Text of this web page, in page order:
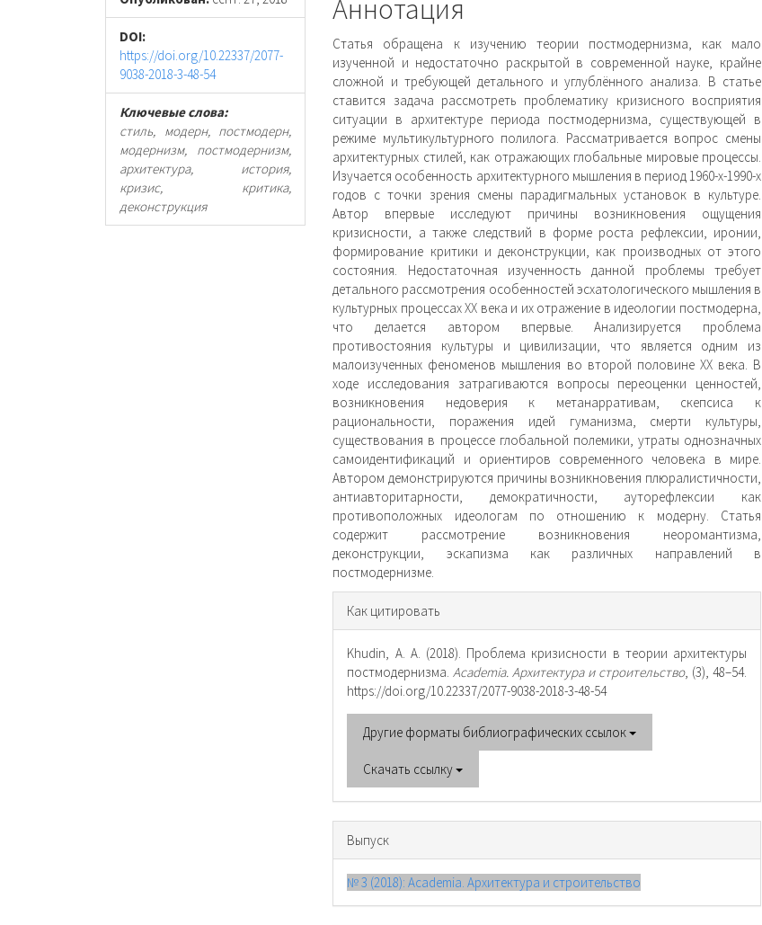
DOI:
https://doi.org/10.22337/2077-
9038-2018-3-48-54
Ключевые слова:
стиль, модерн, постмодерн,
модернизм, постмодернизм,
архитектура, история,
кризис, критика,
деконструкция
Аннотация
Статья обращена к изучению теории постмодернизма, как мало
изученной и недостаточно раскрытой в современной на­уке, крайне
сложной и требующей детального и углублённого анализа. В статье
ставится задача рассмотреть проблематику кризисного восприятия
ситуации в архитектуре периода постмодернизма, существующей в
режиме мультикультурно­го полилога. Рассматривается вопрос смены
архитектурных стилей, как отражающих глобальные мировые процессы.
Изучается особенность архитектурного мышления в период 1960-х-1990-х
годов с точки зрения смены парадигмальных установок в культуре.
Автор впервые исследуют причины возникновения ощущения
кризисности, а также следствий в форме роста рефлексии, иронии,
формирование критики и деконструкции, как производных от этого
состояния. Недо­статочная изученность данной проблемы требует
детального рассмотрения особенностей эсхатологического мышления в
культурных процессах ХХ века и их отражение в идеологии постмодерна,
что делается автором впервые. Анализируется проблема
противостояния культуры и цивилизации, что явля­ется одним из
малоизученных феноменов мышления во второй половине ХХ века. В
ходе исследования затрагиваются вопросы переоценки ценностей,
возникновения недоверия к метанарра­тивам, скепсиса к
рациональности, поражения идей гуманизма, смерти культуры,
существования в процессе глобальной поле­мики, утраты однозначных
самоидентификаций и ориентиров современного человека в мире.
Автором демонстрируются при­чины возникновения плюралистичности,
антиавторитарности, демократичности, ауторефлексии как
противоположных идео­логам по отношению к модерну. Статья
содержит рассмотрение возникновения неоромантизма,
деконструкции, эскапизма как различных направлений в
постмодернизме.
Информация
о статье
Как цитировать
Khudin, A. A. (2018). Проблема кризисности в теории архитектуры
постмодернизма. Academia. Архитектура и строительство, (3), 48–54.
https://doi.org/10.22337/2077-9038-2018-3-48-54
Другие форматы библиографических ссылок
Скачать ссылку
Выпуск
№ 3 (2018): Academia. Архитектура и строительство